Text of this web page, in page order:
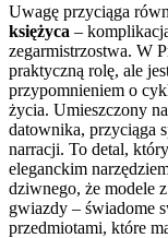
Uwagę przyciąga
księżyca –
zegarmistrzostwa. W
praktyczną rolę, ale
przypomnieniem o
życia. Umieszczony
datownika, przyciąga
narracji. To detal,
eleganckim
dziwnego, że modele
gwiazdy – świadome
przedmiotami, które